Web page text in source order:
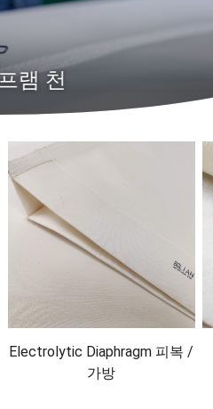
램 천
Electrolytic Diaphragm 피복 /
가방